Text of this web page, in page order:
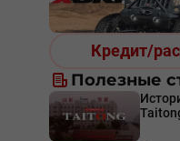
Кредит/
Полезные